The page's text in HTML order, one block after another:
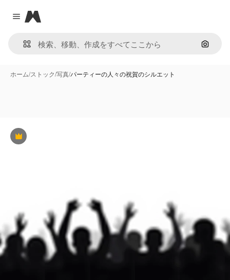
Close menu
Magnific
画像で
ホーム/ストック/写真/パーティーの人々の祝賀のシルエット
Premium